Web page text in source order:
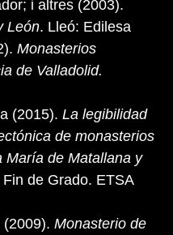
i altres (2003).
León. Lleó: Edilesa
Monasterios
de Valladolid.
(2015). La legibilidad
de monasterios
María de Matallana y
Fin de Grado. ETSA
(2009). Monasterio de